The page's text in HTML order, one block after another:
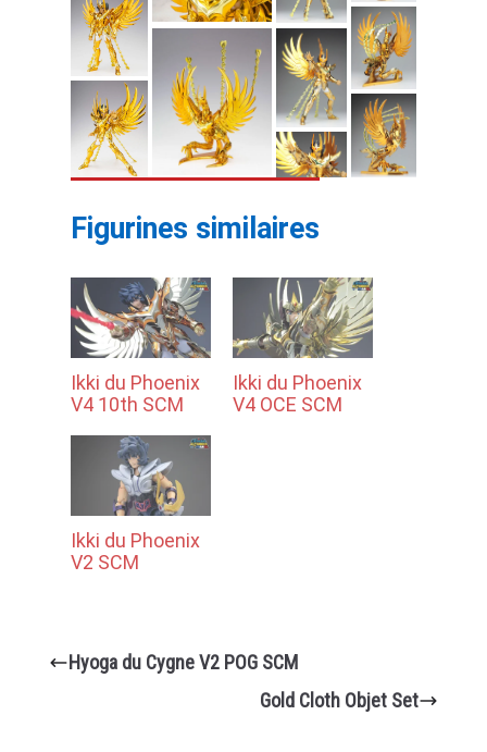
Figurines similaires
Ikki du Phoenix
V4 10th SCM
Ikki du Phoenix
V4 OCE SCM
Ikki du Phoenix
V2 SCM
Hyoga du Cygne V2 POG SCM
Gold Cloth Objet Set